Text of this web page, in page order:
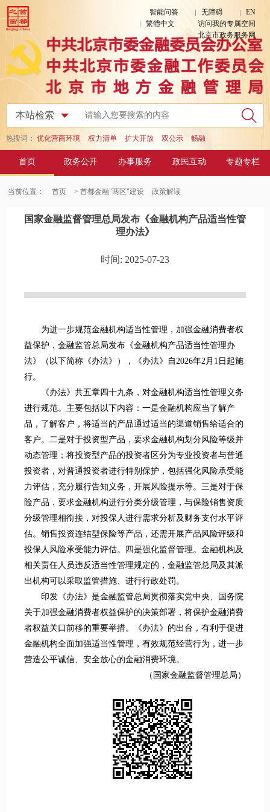
智能问答 无障碍
EN
繁體中文
访问我的专属空间
北京市政务服务网
热搜词： 优化营商环境 权力清单 扩大开放 双公示 畅融
首页 政务公开 办事服务 政民互动 专题专栏
当前位置： 首页 > 首都金融"两区"建设 政策解读
国家金融监督管理总局发布《金融机构产品适当性管
理办法》
时间: 2025-07-23
为进一步规范金融机构适当性管理，加强金融消费者权
益保护，金融监管总局发布《金融机构产品适当性管理办
法》（以下简称《办法》），《办法》自2026年2月1日起施
行。
《办法》共五章四十九条，对金融机构适当性管理义务
进行规范。主要包括以下内容：一是金融机构应当了解产
品，了解客户，将适当的产品通过适当的渠道销售给适合的
客户。二是对于投资型产品，要求金融机构划分风险等级并
动态管理；将投资型产品的投资者区分为专业投资者与普通
投资者，对普通投资者进行特别保护，包括强化风险承受能
力评估，充分履行告知义务，开展风险提示等。三是对于保
险产品，要求金融机构进行分类分级管理，与保险销售资质
分级管理相衔接，对投保人进行需求分析及财务支付水平评
估。销售投资连结型保险等产品，还需开展产品风险评级和
投保人风险承受能力评估。四是强化监督管理。金融机构及
相关责任人员违反适当性管理规定的，金融监管总局及其派
出机构可以采取监管措施、进行行政处罚。
印发《办法》是金融监管总局贯彻落实党中央、国务院
关于加强金融消费者权益保护的决策部署，将保护金融消费
者权益关口前移的重要举措。《办法》的出台，有利于促进
金融机构全面加强适当性管理，有效规范经营行为，进一步
营造公平诚信、安全放心的金融消费环境。
（国家金融监督管理总局）